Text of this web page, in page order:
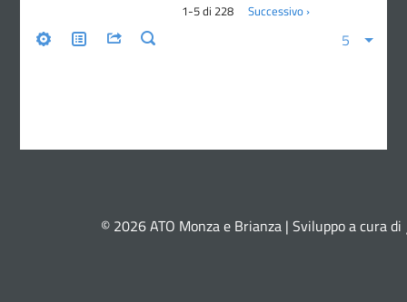
© 2026 ATO Monza e Brianza | Sviluppo a cura di